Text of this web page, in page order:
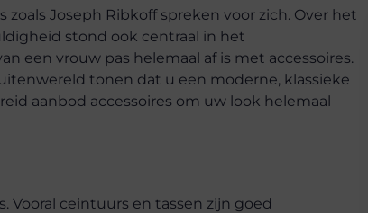
Joseph Ribkoff spreken voor zich. Over het
stond ook centraal in het
een vrouw pas helemaal af is met accessoires.
tonen dat u een moderne, klassieke
aanbod accessoires om uw look helemaal
Vooral ceintuurs en tassen zijn goed